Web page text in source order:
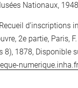
Nationaux,
d’inscriptions
2e partie, Paris,
8), 1878, Disponible